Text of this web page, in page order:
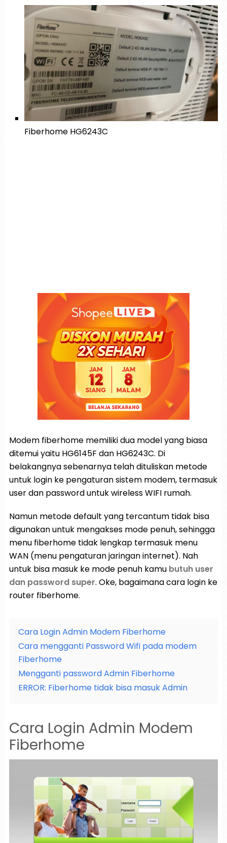
Fiberhome HG6243C
Modem fiberhome memiliki dua model yang biasa
ditemui yaitu HG6145F dan HG6243C. Di
belakangnya sebenarnya telah dituliskan metode
untuk login ke pengaturan sistem modem, termasuk
user dan password untuk wireless WIFI rumah.
Namun metode default yang tercantum tidak bisa
digunakan untuk mengakses mode penuh, sehingga
menu fiberhome tidak lengkap termasuk menu
WAN (menu pengaturan jaringan internet). Nah
untuk bisa masuk ke mode penuh kamu butuh user
dan password super. Oke, bagaimana cara login ke
router fiberhome.
Cara Login Admin Modem Fiberhome
Cara mengganti Password Wifi pada modem
Fiberhome
Mengganti password Admin Fiberhome
ERROR: Fiberhome tidak bisa masuk Admin
Cara Login Admin Modem
Fiberhome